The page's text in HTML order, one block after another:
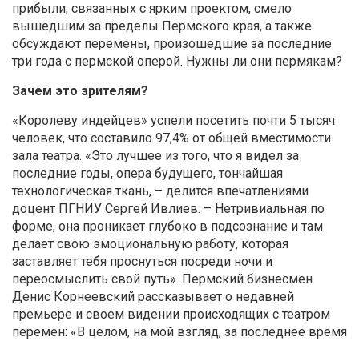
прибыли, связанных с ярким проектом, смело
вышедшим за пределы Пермского края, а также
обсуждают перемены, произошедшие за последние
три года с пермской оперой. Нужны ли они пермякам?
Зачем это зрителям?
«Королеву индейцев» успели посетить почти 5 тысяч
человек, что составило 97,4% от общей вместимости
зала театра. «Это лучшее из того, что я видел за
последние годы, опера будущего, тончайшая
технологическая ткань, – делится впечатлениями
доцент ПГНИУ Сергей Ивлиев. – Нетривиальная по
форме, она проникает глубоко в подсознание и там
делает свою эмоциональную работу, которая
заставляет тебя проснуться посреди ночи и
переосмыслить свой путь». Пермский бизнесмен
Денис Корнеевский рассказывает о недавней
премьере и своем видении происходящих с театром
перемен: «В целом, на мой взгляд, за последнее время